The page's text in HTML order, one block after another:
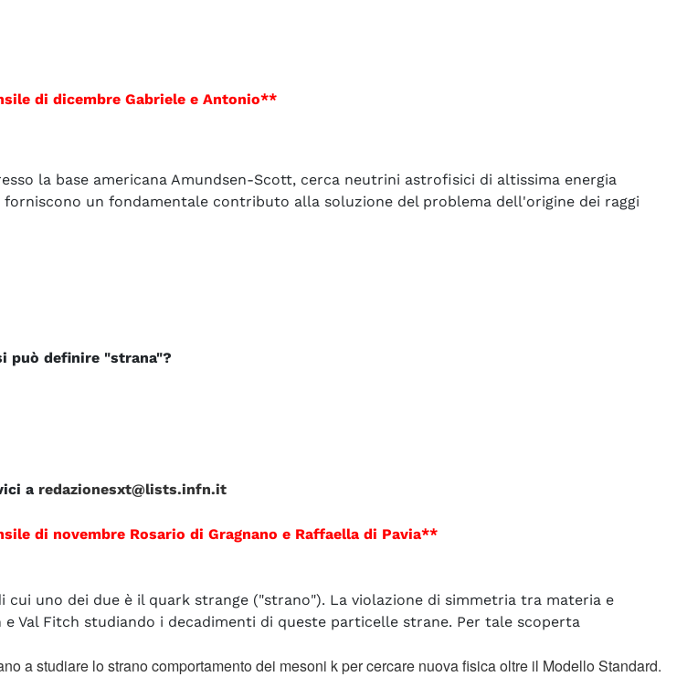
di dicembre Gabriele e Antonio**
la base americana Amundsen-Scott, cerca neutrini astrofisici di altissima energia
un fondamentale contributo alla soluzione del problema dell'origine dei raggi
può definire "strana"?
a redazionesxt@lists.infn.it
di novembre Rosario di Gragnano e Raffaella di Pavia**
uno dei due è il quark strange ("strano"). La violazione di simmetria tra materia e
Val Fitch studiando i decadimenti di queste particelle strane. Per tale scoperta
a studiare lo strano comportamento dei mesoni k per cercare nuova fisica oltre il Modello Standard.